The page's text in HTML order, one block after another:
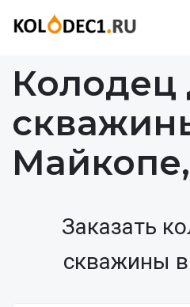
Колодец
Заказать
скважины